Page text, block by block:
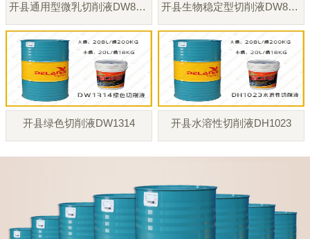
开县通用型微乳切削液DW8103 开县生物稳定型切削液DW8050
开县绿色切削液DW1314 开县水溶性切削液DH1023